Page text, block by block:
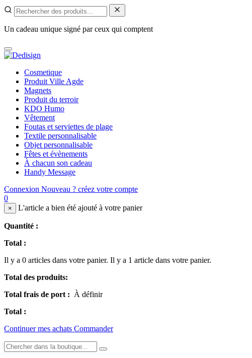
Un cadeau unique signé par ceux qui comptent
Cosmetique
Produit Ville Agde
Magnets
Produit du terroir
KDO Humo
Vêtement
Foutas et serviettes de plage
Textile personnalisable
Objet personnalisable
Fêtes et évènements
À chacun son cadeau
Handy Message
Connexion Nouveau ? créez votre compte
0
× L'article a bien été ajouté à votre panier
Quantité :
Total :
Il y a 0 articles dans votre panier. Il y a 1 article dans votre panier.
Total des produits:
Total frais de port : À définir
Total :
Continuer mes achats Commander